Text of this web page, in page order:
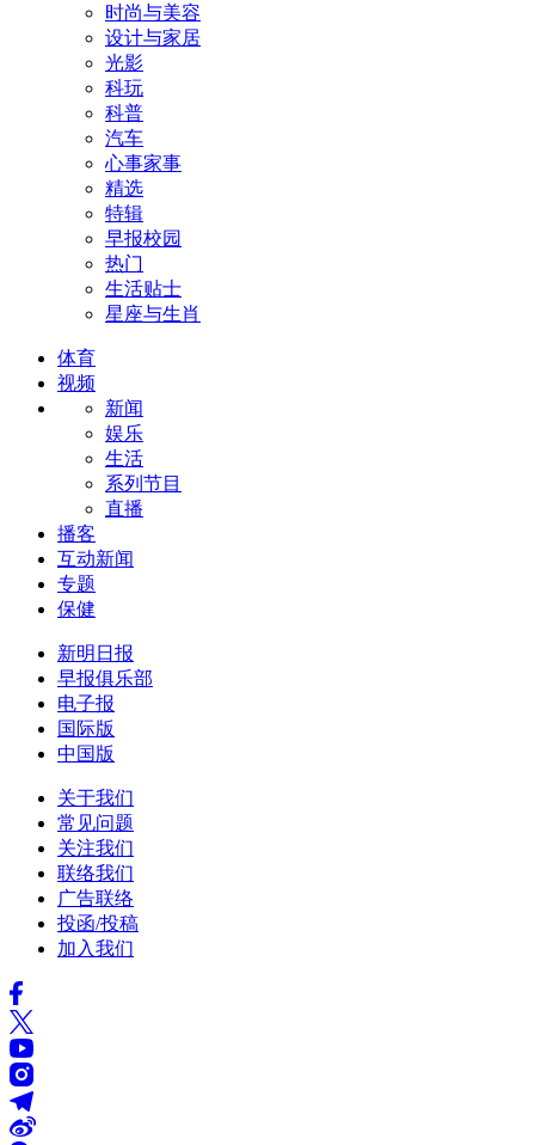
时尚与美容
设计与家居
光影
科玩
科普
汽车
心事家事
精选
特辑
早报校园
热门
生活贴士
星座与生肖
体育
视频
新闻
娱乐
生活
系列节目
直播
播客
互动新闻
专题
保健
新明日报
早报俱乐部
电子报
国际版
中国版
关于我们
常见问题
关注我们
联络我们
广告联络
投函/投稿
加入我们